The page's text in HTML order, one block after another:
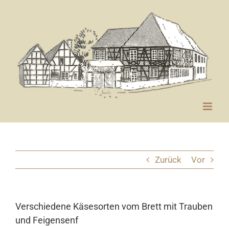
Zurück Vor
Verschiedene Käsesorten vom Brett mit Trauben
und Feigensenf